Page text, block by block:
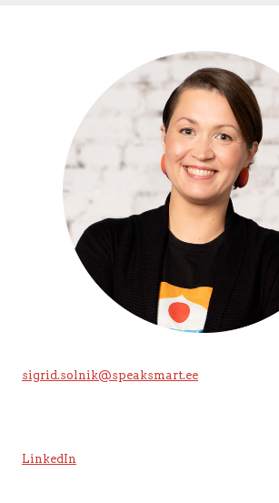
sigrid.solnik@speaksmart.ee
LinkedIn